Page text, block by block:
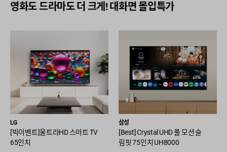
영화도 드라마도 더 크게! 대화면 몰입특가
LG
[빅이벤트]울트라HD 스마트 TV
65인치
삼성
[Best] Crystal UHD 풀 모션 슬
림핏 75인치 UH8000